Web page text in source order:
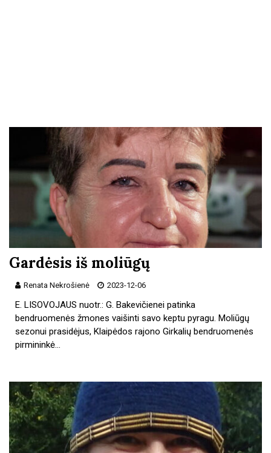
Gardėsis iš moliūgų
Renata Nekrošienė 2023-12-06
E. LISOVOJAUS nuotr.: G. Bakevičienei patinka
bendruomenės žmones vaišinti savo keptu pyragu. Moliūgų
sezonui prasidėjus, Klaipėdos rajono Girkalių bendruomenės
pirmininkė…